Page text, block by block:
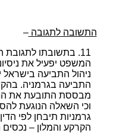
התשובה לתגובה–
בתשובתו לתגובת
המשפט יפעיל את
ניהול התביעה
התביעה בגרמניה.
מבססת התובעת את
וכי השאלה הנוגעת
גרמניות תיבחן לפי
הקרקע והמלון – נכסים